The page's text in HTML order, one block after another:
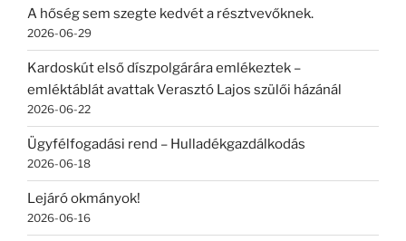
A hőség sem szegte kedvét a résztvevőknek.
2026-06-29
Kardoskút első díszpolgárára emlékeztek –
emléktáblát avattak Verasztó Lajos szülői házánál
2026-06-22
Ügyfélfogadási rend – Hulladékgazdálkodás
2026-06-18
Lejáró okmányok!
2026-06-16